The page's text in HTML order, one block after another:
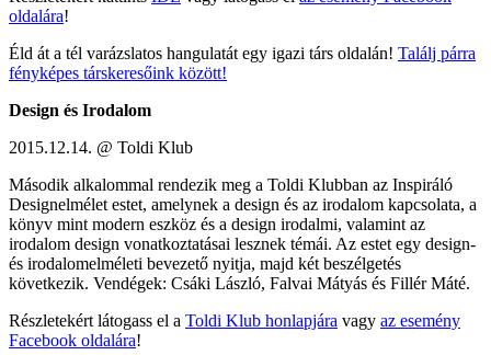
oldalára!
Éld át a tél varázslatos hangulatát egy igazi társ oldalán! Találj párra
fényképes társkeresőink között!
Design és Irodalom
2015.12.14. @ Toldi Klub
Második alkalommal rendezik meg a Toldi Klubban az Inspiráló
Designelmélet estet, amelynek a design és az irodalom kapcsolata, a
könyv mint modern eszköz és a design irodalmi, valamint az
irodalom design vonatkoztatásai lesznek témái. Az estet egy design-
és irodalomelméleti bevezető nyitja, majd két beszélgetés
következik. Vendégek: Csáki László, Falvai Mátyás és Fillér Máté.
Részletekért látogass el a Toldi Klub honlapjára vagy az esemény
Facebook oldalára!